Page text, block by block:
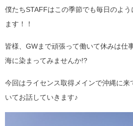
僕たちSTAFFはこの季節でも毎日のよ
ます！！
皆様、GWまで頑張って働いて休みは仕
海に染まってみませんか!?
今回はライセンス取得メインで沖縄に来
いてお話していきます♪